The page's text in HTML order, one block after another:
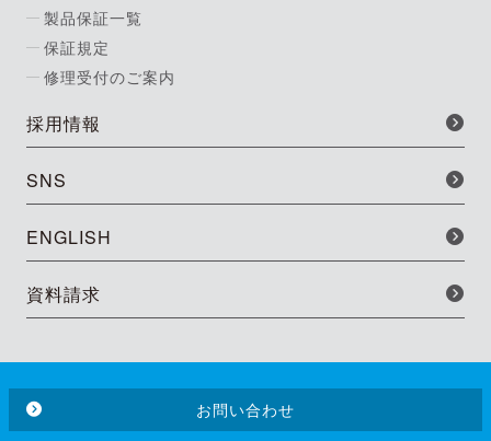
製品保証一覧
保証規定
修理受付のご案内
採用情報
SNS
ENGLISH
資料請求
お問い合わせ